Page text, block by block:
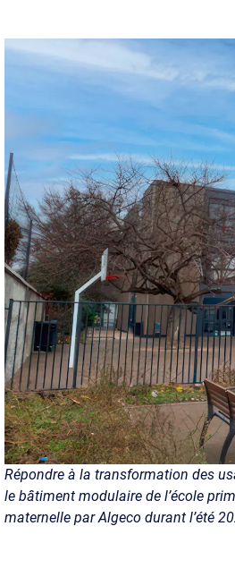
Répondre à la transformation des
le bâtiment modulaire de l’école
maternelle par Algeco durant l’été